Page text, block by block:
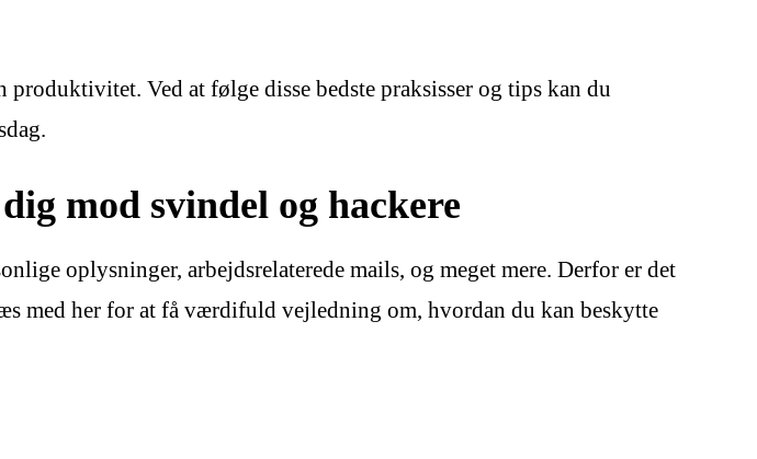
Ved at følge disse bedste praksisser og tips kan du
mod svindel og hackere
oplysninger, arbejdsrelaterede mails, og meget mere. Derfor er det
med her for at få værdifuld vejledning om, hvordan du kan beskytte